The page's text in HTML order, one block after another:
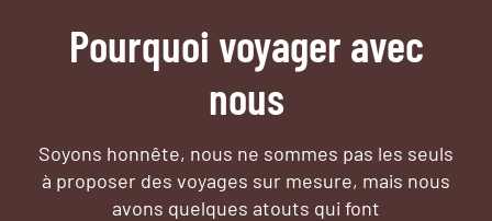
Pourquoi voyager avec
nous
Soyons honnête, nous ne sommes pas les seuls
à proposer des voyages sur mesure, mais nous
avons quelques atouts qui font